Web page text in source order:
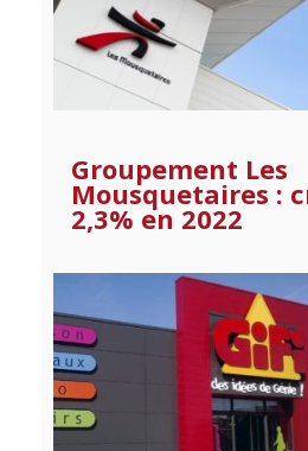
Groupement Les
Mousquetaires :
2,3% en 2022